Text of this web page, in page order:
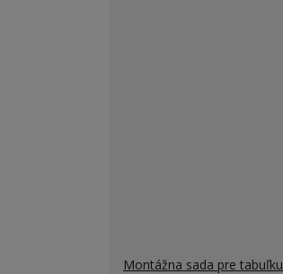
Montážna sada pre